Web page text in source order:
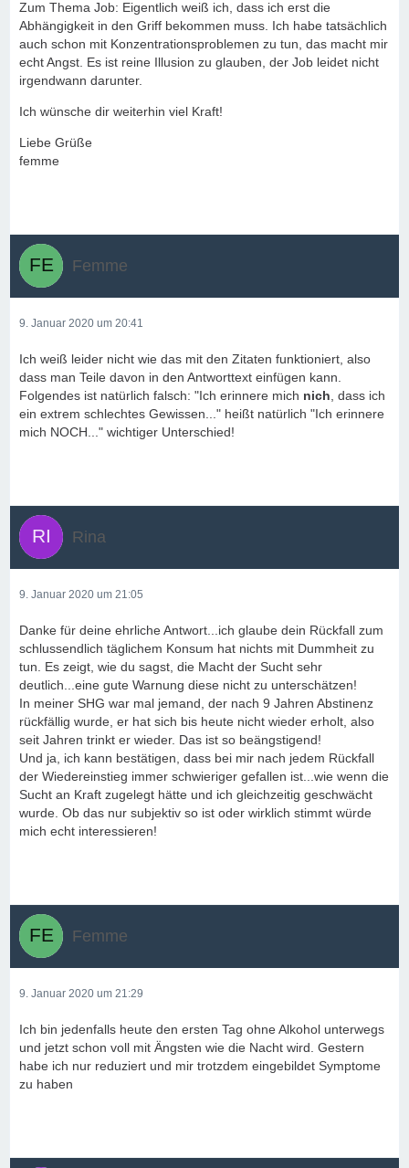
Zum Thema Job: Eigentlich weiß ich, dass ich erst die
Abhängigkeit in den Griff bekommen muss. Ich habe tatsächlich
auch schon mit Konzentrationsproblemen zu tun, das macht mir
echt Angst. Es ist reine Illusion zu glauben, der Job leidet nicht
irgendwann darunter.
Ich wünsche dir weiterhin viel Kraft!
Liebe Grüße
femme
Femme
9. Januar 2020 um 20:41
Ich weiß leider nicht wie das mit den Zitaten funktioniert, also
dass man Teile davon in den Antworttext einfügen kann.
Folgendes ist natürlich falsch: "Ich erinnere mich nich , dass ich
ein extrem schlechtes Gewissen..." heißt natürlich "Ich erinnere
mich NOCH..." wichtiger Unterschied!
Rina
9. Januar 2020 um 21:05
Danke für deine ehrliche Antwort...ich glaube dein Rückfall zum
schlussendlich täglichem Konsum hat nichts mit Dummheit zu
tun. Es zeigt, wie du sagst, die Macht der Sucht sehr
deutlich...eine gute Warnung diese nicht zu unterschätzen!
In meiner SHG war mal jemand, der nach 9 Jahren Abstinenz
rückfällig wurde, er hat sich bis heute nicht wieder erholt, also
seit Jahren trinkt er wieder. Das ist so beängstigend!
Und ja, ich kann bestätigen, dass bei mir nach jedem Rückfall
der Wiedereinstieg immer schwieriger gefallen ist...wie wenn die
Sucht an Kraft zugelegt hätte und ich gleichzeitig geschwächt
wurde. Ob das nur subjektiv so ist oder wirklich stimmt würde
mich echt interessieren!
Femme
9. Januar 2020 um 21:29
Ich bin jedenfalls heute den ersten Tag ohne Alkohol unterwegs
und jetzt schon voll mit Ängsten wie die Nacht wird. Gestern
habe ich nur reduziert und mir trotzdem eingebildet Symptome
zu haben